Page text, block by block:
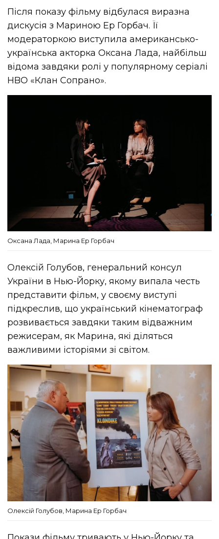
Після показу фільму відбулася виразна
дискусія з Мариною Ер Горбач. Її
модераторкою виступила американсько-
українська акторка Оксана Лада, найбільш
відома завдяки ролі у популярному серіалі
HBO «Клан Сопрано».
Оксана Лада, Марина Ер Горбач
Олексій Голубов, генеральний консул
України в Нью-Йорку, якому випала честь
представити фільм, у своєму виступі
підкреслив, що український кінематограф
розвивається завдяки таким відважним
режисерам, як Марина, які діляться
важливими історіями зі світом.
Олексій Голубов, Марина Ер Горбач